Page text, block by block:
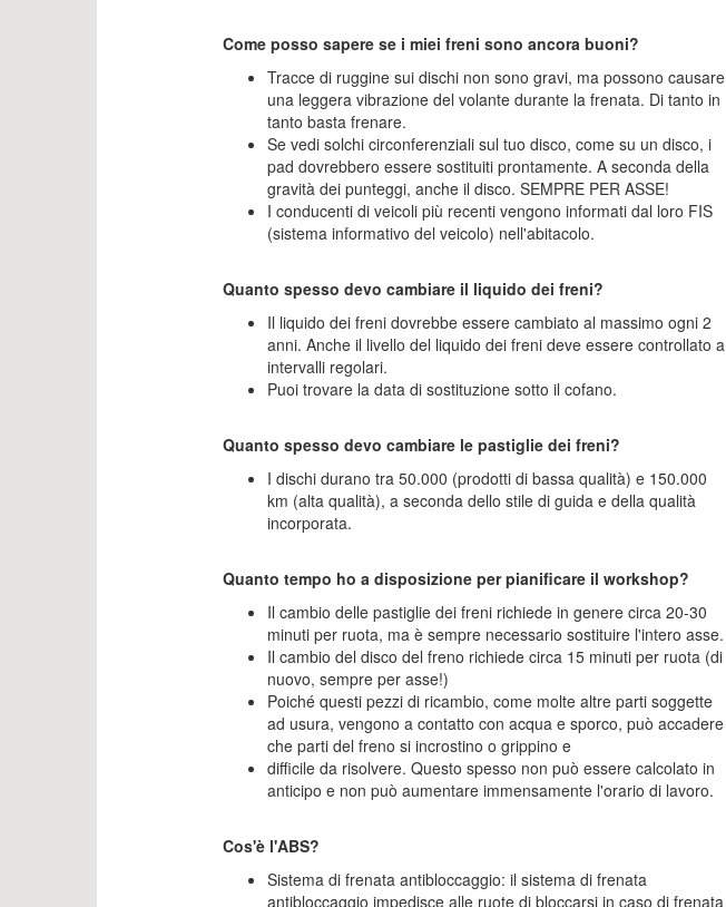
Come posso sapere se i miei freni sono ancora buoni?
Tracce di ruggine sui dischi non sono gravi, ma possono causare
una leggera vibrazione del volante durante la frenata. Di tanto in
tanto basta frenare.
Se vedi solchi circonferenziali sul tuo disco, come su un disco, i
pad dovrebbero essere sostituiti prontamente. A seconda della
gravità dei punteggi, anche il disco. SEMPRE PER ASSE!
I conducenti di veicoli più recenti vengono informati dal loro FIS
(sistema informativo del veicolo) nell'abitacolo.
Quanto spesso devo cambiare il liquido dei freni?
Il liquido dei freni dovrebbe essere cambiato al massimo ogni 2
anni. Anche il livello del liquido dei freni deve essere controllato a
intervalli regolari.
Puoi trovare la data di sostituzione sotto il cofano.
Quanto spesso devo cambiare le pastiglie dei freni?
I dischi durano tra 50.000 (prodotti di bassa qualità) e 150.000
km (alta qualità), a seconda dello stile di guida e della qualità
incorporata.
Quanto tempo ho a disposizione per pianificare il workshop?
Il cambio delle pastiglie dei freni richiede in genere circa 20-30
minuti per ruota, ma è sempre necessario sostituire l'intero asse.
Il cambio del disco del freno richiede circa 15 minuti per ruota (di
nuovo, sempre per asse!)
Poiché questi pezzi di ricambio, come molte altre parti soggette
ad usura, vengono a contatto con acqua e sporco, può accadere
che parti del freno si incrostino o grippino e
difficile da risolvere. Questo spesso non può essere calcolato in
anticipo e non può aumentare immensamente l'orario di lavoro.
Cos'è l'ABS?
Sistema di frenata antibloccaggio: il sistema di frenata
antibloccaggio impedisce alle ruote di bloccarsi in caso di frenata